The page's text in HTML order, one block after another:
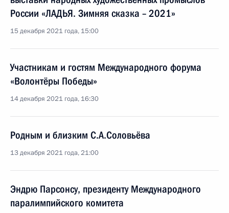
России «ЛАДЬЯ. Зимняя сказка – 2021»
15 декабря 2021 года, 15:00
Участникам и гостям Международного форума
«Волонтёры Победы»
14 декабря 2021 года, 16:30
Родным и близким С.А.Соловьёва
13 декабря 2021 года, 21:00
Эндрю Парсонсу, президенту Международного
паралимпийского комитета